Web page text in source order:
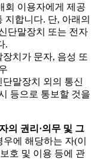
회 이용자에게 제공
지합니다. 단, 아래의
단말장치 또는 전자
.
치가 문자, 음성 또
말장치 외의 통신
등으로 통보할 것을
의 권리·의무 및 그
에 해당하는 자(이
호 및 이용 등에 관